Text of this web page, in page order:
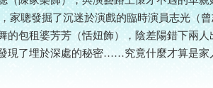
家聰發掘了沉迷於演戲的臨時演員志光（
的包租婆芳芳（恬妞飾），陰差陽錯下兩
現了埋於深處的秘密……究竟什麼才算是家